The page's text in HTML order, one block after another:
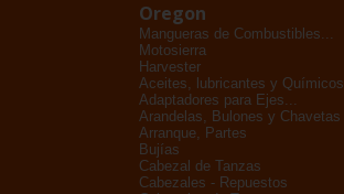
Oregon
Mangueras de Combustibles...
Motosierra
Harvester
Aceites, lubricantes y Químicos
Adaptadores para Ejes...
Arandelas, Bulones y Chavetas
Arranque, Partes
Bujías
Cabezal de Tanzas
Cabezales - Repuestos